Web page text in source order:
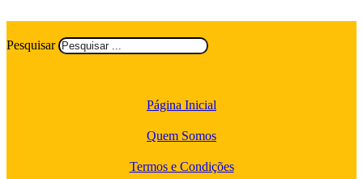
Pesquisar
Página Inicial
Quem Somos
Termos e Condições